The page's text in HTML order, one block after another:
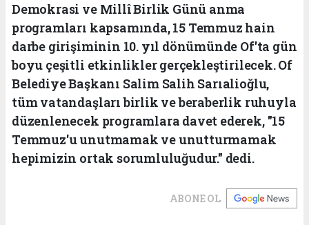
Demokrasi ve Millî Birlik Günü anma
programları kapsamında, 15 Temmuz hain
darbe girişiminin 10. yıl dönümünde Of'ta gün
boyu çeşitli etkinlikler gerçekleştirilecek. Of
Belediye Başkanı Salim Salih Sarıalioğlu,
tüm vatandaşları birlik ve beraberlik ruhuyla
düzenlenecek programlara davet ederek, "15
Temmuz'u unutmamak ve unutturmamak
hepimizin ortak sorumluluğudur." dedi.
ABONE OL